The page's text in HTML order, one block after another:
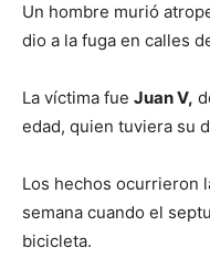
Un hombre murió
dio a la fuga en calles
La víctima fue Juan V,
edad, quien tuviera su
Los hechos ocurrieron
semana cuando el
bicicleta.